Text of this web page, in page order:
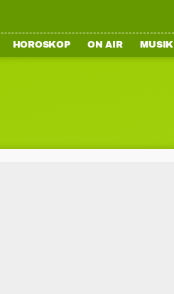
HOROSKOP ON AIR MUSIK